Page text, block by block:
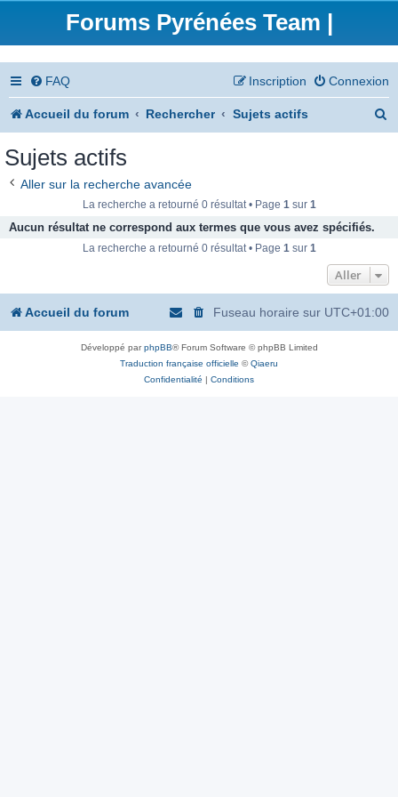
Forums Pyrénées Team |
FAQ Connexion
Inscription
Accueil du forum Rechercher Sujets actifs
e
Sujets actifs
Aller sur la recherche avancée
La recherche a retourné 0 résultat • Page 1sur 1
Aucun résultat ne correspond aux termes que vous avez spécifiés.
La recherche a retourné 0 résultat • Page 1sur 1
Aller
Accueil du forum Fuseau horaire sur UTC+01:00
Développé parphpBB® Forum Software © phpBB Limited
Traduction française officielle ©Qiaeru
Confidentialité | Conditions